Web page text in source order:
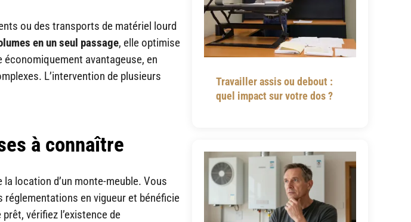
ou des transports de matériel lourd
en un seul passage, elle optimise
avantageuse, en
L’intervention de plusieurs
à connaître
location d’un monte-meuble. Vous
en vigueur et bénéficie
vérifiez l’existence de
Travailler assis ou debout :
quel impact sur votre dos ?